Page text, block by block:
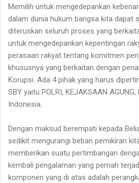
Memilih untuk mengedepankan
dalam dunia hukum bangsa kita dapat
diteruskan seluruh proses yang
untuk mengedepankan kepentingan
perasaan rakyat tentang komitmen
khususnya yang berkaitan dengan
Korupsi. Ada 4 pihak yang harus
SBY yaitu POLRI, KEJAKSAAN AGUNG,
Indonesia.
Dengan maksud berempati kepada
sedikit mengurangi beban pemikiran
memberikan suatu pertimbangan
kembali pengalaman yang pernah
komponen yang di atas adalah